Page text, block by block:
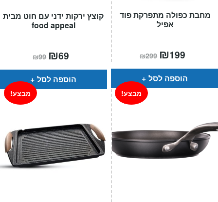
קוצץ ירקות ידני עם חוט מבית
food appeal
₪99 המחיר
המקורי
היה:
₪99.
₪69
הוא:
הוספה לסל
מחבת כפולה מתפרקת פוד
אפיל
₪299 המחיר
המקורי
היה:
₪299.
₪199
הוא:
הוספה לסל
מבצע! מבצע!